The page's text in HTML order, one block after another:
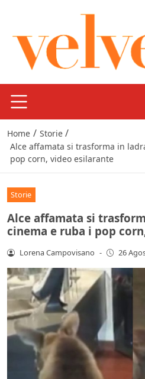
Home / Storie /
Alce affamata si trasforma in
pop corn, video esilarante
Storie
Alce affamata si
cinema e ruba i pop
Lorena Campovisano - 26